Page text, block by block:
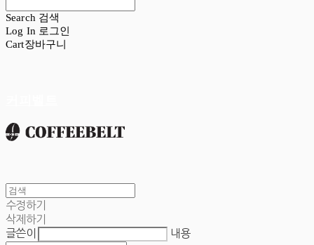
Search 검색
Log In 로그인
Cart장바구니
수정하기
삭제하기
글쓴이
내용